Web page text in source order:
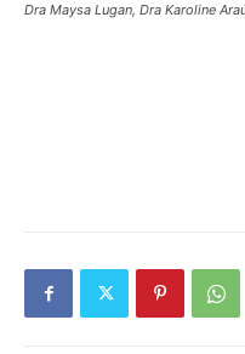
Dra Maysa Lugan, Dra Karoline